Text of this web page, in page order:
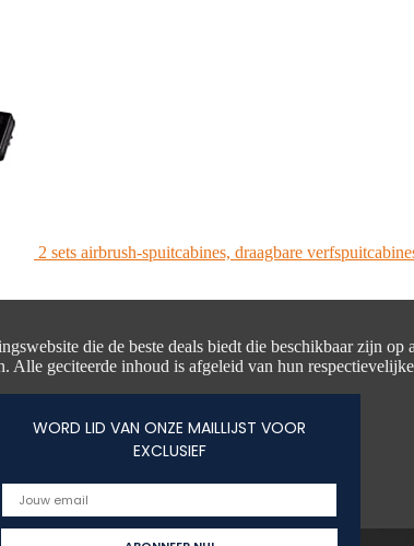
2 sets airbrush-spuitcabines, draagbare
die de beste deals biedt die beschikbaar zijn
Alle geciteerde inhoud is afgeleid van hun
WORD LID VAN ONZE MAILLIJST VOOR
EXCLUSIEF